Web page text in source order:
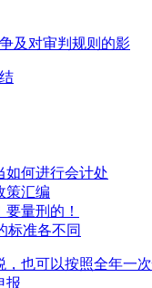
及对审判规则的影
如何进行会计处
策汇编
量刑的！
标准各不同
也可以按照全年一
报